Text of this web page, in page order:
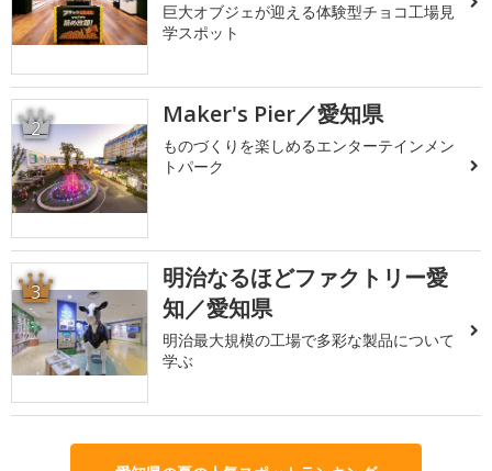
巨大オブジェが迎える体験型チョコ工場見
学スポット
2 Maker's Pier／愛知県
ものづくりを楽しめるエンターテインメン
トパーク
3
明治なるほどファクトリー愛
知／愛知県
明治最大規模の工場で多彩な製品について
学ぶ